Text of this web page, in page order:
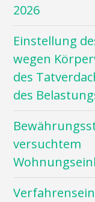
2026
Einstellung
wegen
des
des
versuchtem